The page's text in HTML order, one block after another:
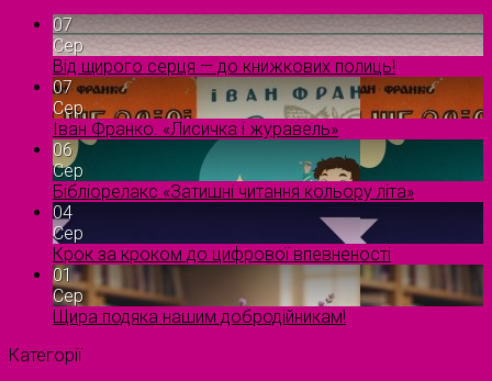
07
Сер
Від щирого серця — до книжкових полиць!
07
Сер
Іван Франко. «Лисичка і журавель»
06
Сер
Бібліорелакс «Затишні читання кольору літа»
04
Сер
Крок за кроком до цифрової впевненості
01
Сер
Щира подяка нашим добродійникам!
Категорії